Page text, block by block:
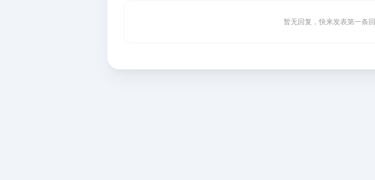
暂无回复，快来发表第一条回